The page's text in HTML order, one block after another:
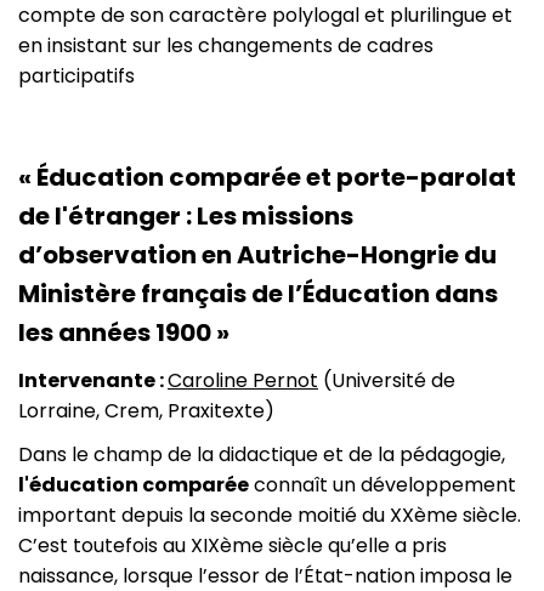
compte de son caractère polylogal et plurilingue et
en insistant sur les changements de cadres
participatifs
« Éducation comparée et porte-parolat
de l'étranger : Les missions
d’observation en Autriche-Hongrie du
Ministère français de l’Éducation dans
les années 1900 »
Intervenante :Caroline Pernot (Université de
Lorraine, Crem, Praxitexte)
Dans le champ de la didactique et de la pédagogie,
l'éducation comparéeconnaît un développement
important depuis la seconde moitié du XXème siècle.
C’est toutefois au XIXème siècle qu’elle a pris
naissance, lorsque l’essor de l’État-nation imposa le